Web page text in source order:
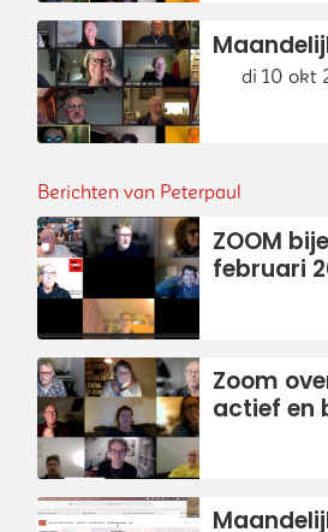
di 10 okt
Berichten van Peterpaul
ZOOM
februari
Zoom
actief en